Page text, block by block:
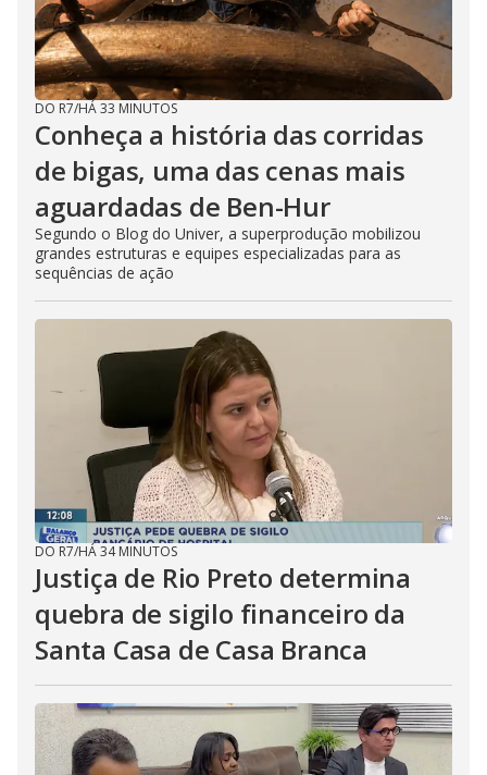
DO R7/HÁ 33 MINUTOS
Conheça a história das corridas
de bigas, uma das cenas mais
aguardadas de Ben-Hur
Segundo o Blog do Univer, a superprodução mobilizou
grandes estruturas e equipes especializadas para as
sequências de ação
DO R7/HÁ 34 MINUTOS
Justiça de Rio Preto determina
quebra de sigilo financeiro da
Santa Casa de Casa Branca